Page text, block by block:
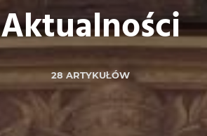
Aktualności
28 ARTYKUŁÓW